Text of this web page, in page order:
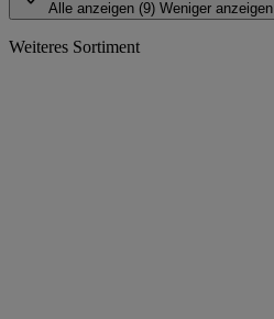
Alle anzeigen (9) Weniger anzeigen
Weiteres Sortiment